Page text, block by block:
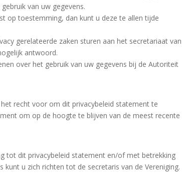
van uw gegevens.
op toestemming, dan kunt u deze te allen tijde
gerelateerde zaken sturen aan het secretariaat van
antwoord.
over het gebruik van uw gegevens bij de Autoriteit
recht voor om dit privacybeleid statement te
om op de hoogte te blijven van de meest recente
tot dit privacybeleid statement en/of met betrekking
u zich richten tot de secretaris van de Vereniging.